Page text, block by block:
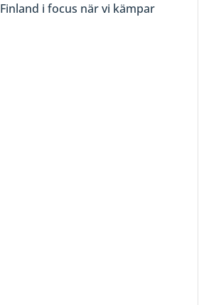
i focus när vi kämpar